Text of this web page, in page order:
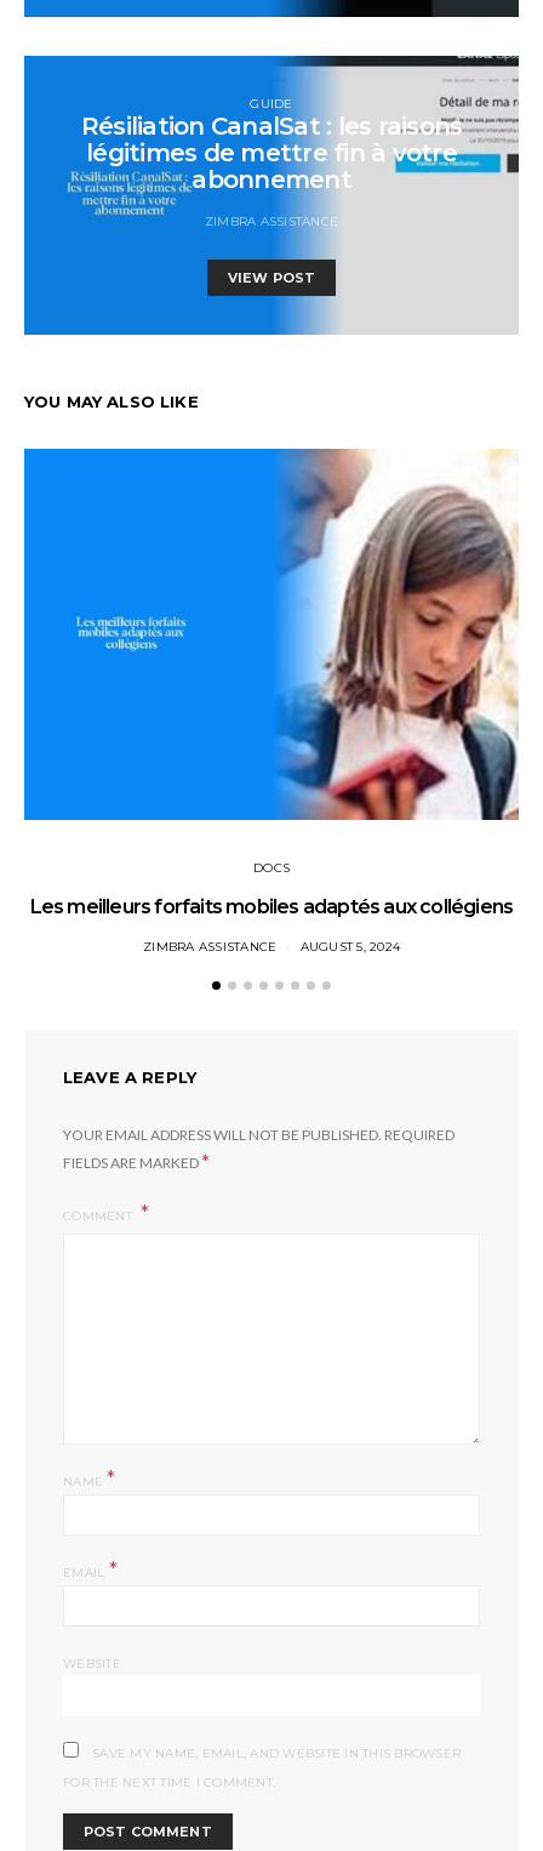
GUIDE
Résiliation CanalSat : les raisons
légitimes de mettre fin à votre
abonnement
ZIMBRA ASSISTANCE
VIEW POST
YOU MAY ALSO LIKE
DOCS
Les meilleurs forfaits mobiles adaptés aux collégiens
ZIMBRA ASSISTANCE AUGUST 5, 2024
LEAVE A REPLY
YOUR EMAIL ADDRESS WILL NOT BE PUBLISHED. REQUIRED
FIELDS ARE MARKED*
COMMENT
NAME*
EMAIL *
WEBSITE
SAVE MY NAME, EMAIL, AND WEBSITE IN THIS BROWSER
FOR THE NEXT TIME I COMMENT.